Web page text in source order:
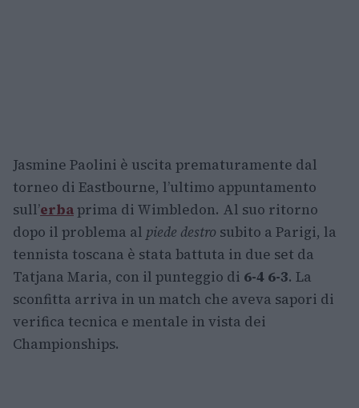
Jasmine Paolini è uscita prematuramente dal
torneo di Eastbourne, l’ultimo appuntamento
sull’erbaprima di Wimbledon. Al suo ritorno
dopo il problema al piede destro subito a Parigi, la
tennista toscana è stata battuta in due set da
Tatjana Maria, con il punteggio di 6-4 6-3. La
sconfitta arriva in un match che aveva sapori di
verifica tecnica e mentale in vista dei
Championships.